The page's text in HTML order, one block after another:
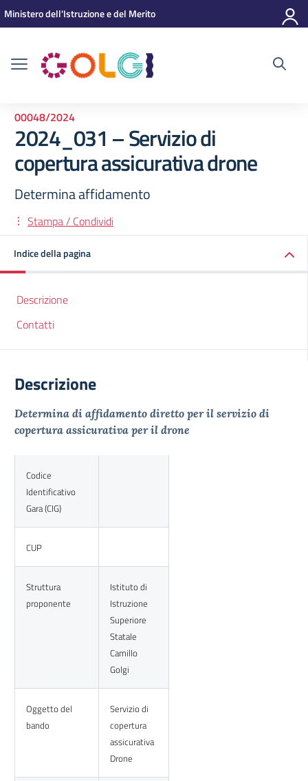
Vai ai contenuti
Vai al menu di navigazione
Vai al footer
Ministero dell'Istruzione e del Merito
00048/2024
2024_031 – Servizio di
copertura assicurativa drone
Determina affidamento
Stampa / Condividi
Indice della pagina
Descrizione
Contatti
Descrizione
Determina di affidamento diretto per il servizio di
copertura assicurativa per il drone
Codice
Identificativo
Gara (CIG)
CUP
Struttura
proponente
Istituto di
Istruzione
Superiore
Statale
Camillo
Golgi
Oggetto del
bando
Servizio di
copertura
assicurativa
Drone